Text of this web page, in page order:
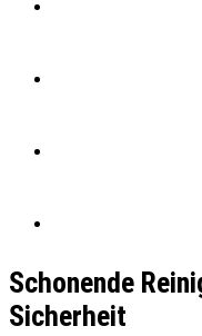
Schonende
Sicherheit